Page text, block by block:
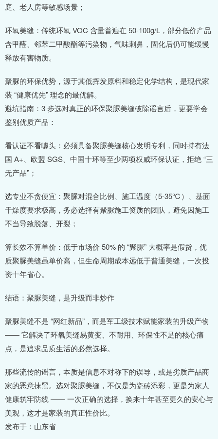
庭、老人房等敏感场景；
环氧美缝：传统环氧 VOC 含量普遍在 50-100g/L，部分低价产品
含甲醛、邻苯二甲酸酯等污染物，气味刺鼻，固化后仍可能缓慢
释放有害物质。
聚脲的环保优势，源于其低挥发原料和稳定化学结构，是现代家
装 “健康优先” 理念的最优解。
避坑指南：3 步选对真正的环保聚脲美缝破除谣言后，更要学会
鉴别优质产品：
看认证不看噱头：必须具备聚脲美缝核心发明专利，同时持有法
国 A+、欧盟 SGS、中国十环等至少两项权威环保认证，拒绝 “三
无产品”；
选专业不贪便宜：聚脲对混合比例、施工温度（5-35℃）、基面
干燥度要求极高，务必选择有聚脲施工资质的团队，避免因施工
不当导致脱落、开裂；
算长效不算单价：低于市场价 50% 的 “聚脲” 大概率是假货，优
质聚脲美缝虽单价高，但生命周期成本远低于普通美缝，一次投
资十年省心。
结语：聚脲美缝，是升级而非炒作
聚脲美缝不是 “网红新品”，而是军工级技术赋能家装的升级产物
—— 它解决了环氧美缝易黄变、不耐用、环保性不足的核心痛
点，是追求品质生活的必然选择。
那些流传的谣言，本质是信息不对称下的误导，或是劣质产品商
家的恶意抹黑。选对聚脲美缝，不仅是为瓷砖添彩，更是为家人
健康筑牢防线 —— 一次正确的选择，换来十年甚至更久的安心与
美观，这才是家装的真正性价比。
发布于：山东省